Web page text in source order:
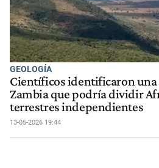
GEOLOGÍA
Científicos identificaron una
Zambia que podría dividir
terrestres independientes
13-05-2026 19:44